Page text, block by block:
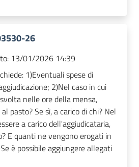
26
13/01/2026 14:39
1)Eventuali spese di
2)Nel caso in cui
nelle ore della mensa,
pasto? Se sì, a carico di chi? Nel
a carico dell'aggiudicataria,
E quanti ne vengono erogati in
è possibile aggiungere allegati